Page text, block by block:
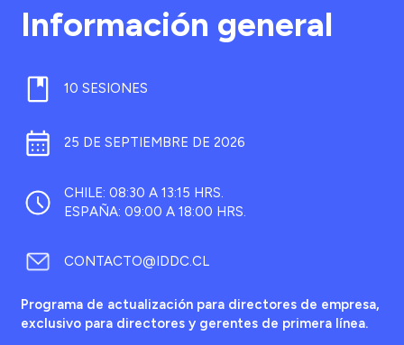
Información general
10 SESIONES
25 DE SEPTIEMBRE DE 2026
CHILE: 08:30 A 13:15 HRS.
ESPAÑA: 09:00 A 18:00 HRS.
CONTACTO@IDDC.CL
Programa de actualización para directores de empresa,
exclusivo para directores y gerentes de primera línea.